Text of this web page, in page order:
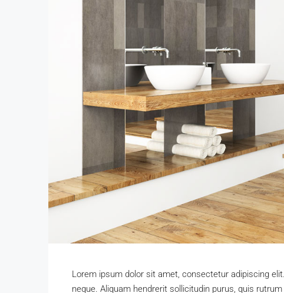
Lorem ipsum dolor sit amet, consectetur adipiscing
neque. Aliquam hendrerit sollicitudin purus, quis